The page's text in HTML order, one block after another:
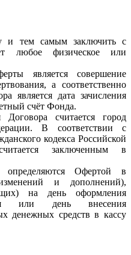
и тем самым заключить с
любое физическое или
является совершение
а соответственно
является дата зачисления
счёт Фонда.
считается город
В соответствии с
кодекса Российской
заключенным в
Офертой в
и дополнений),
на день оформления
или день внесения
денежных средств в кассу